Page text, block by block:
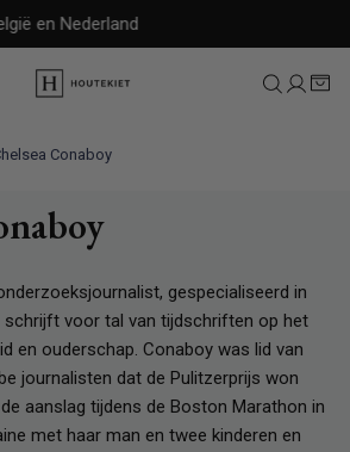
en Nederland
Conaboy
gespecialiseerd in
schrijft voor tal van tijdschriften op het
en ouderschap. Conaboy was lid van
journalisten dat de Pulitzerprijs won
aanslag tijdens de Boston Marathon in
met haar man en twee kinderen en